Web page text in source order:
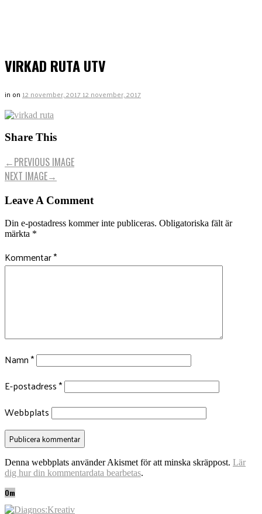
VIRKAD RUTA UTV
in on 12 november, 201712 november, 2017
Share This
←PREVIOUS IMAGE
NEXT IMAGE→
Leave A Comment
Din e-postadress kommer inte publiceras. Obligatoriska fält är
märkta *
Kommentar*
Namn*
E-postadress*
Webbplats
Denna webbplats använder Akismet för att minska skräppost. Lär
dig hur din kommentardata bearbetas.
Om